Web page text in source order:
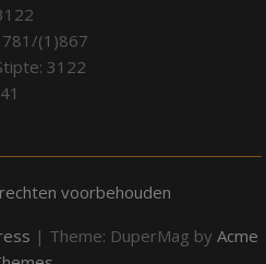
781/(1)867
3122
voorbehouden
| Theme: DuperMag by Acme